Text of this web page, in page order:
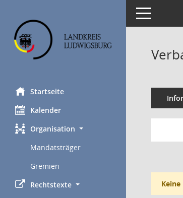
Startseite
Kalender
Organisation
Mandatsträger
Gremien
Rechtstexte
Toggle